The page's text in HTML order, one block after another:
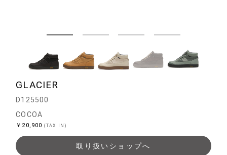
GLACIER
D125500
COCOA
￥20,900(TAX IN)
取り扱いショップへ